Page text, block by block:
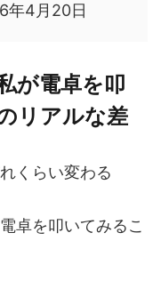
年4月20日
が電卓を叩
リアルな差
くらい変わる
卓を叩いてみるこ